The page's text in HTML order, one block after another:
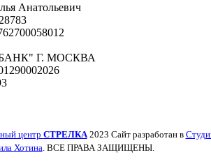
Анатольевич
Г. МОСКВА
центр СТРЕЛКА 2023 Сайт разработан в
Хотина . ВСЕ ПРАВА ЗАЩИЩЕНЫ.